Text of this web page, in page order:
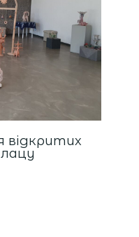
відкритих